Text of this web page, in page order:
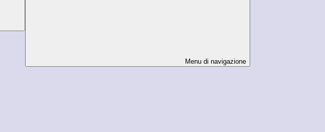
Menu di navigazione